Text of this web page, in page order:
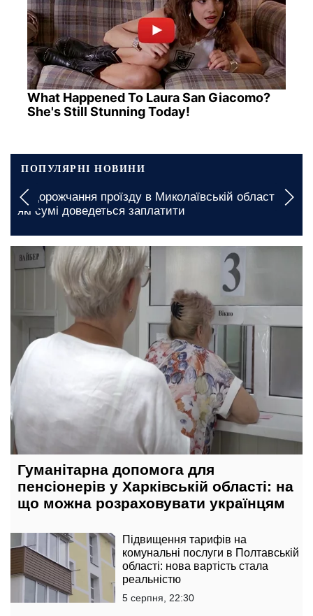
What Happened To Laura San Giacomo?
She's Still Stunning Today!
ПОПУЛЯРНІ НОВИНИ
області:
Дефіцит вже на горизонті: які
стати рідкістю в Запоріжжі
5 серпня, 23:00
Гуманітарна допомога для
пенсіонерів у Харківській області: на
що можна розраховувати українцям
Підвищення тарифів на
комунальні послуги в Полтавській
області: нова вартість стала
реальністю
5 серпня, 22:30